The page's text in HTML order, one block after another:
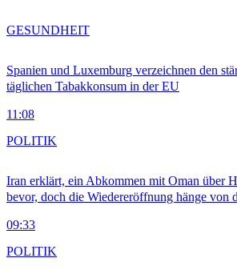
Spanien und Luxemburg verzeichnen den
täglichen Tabakkonsum in der EU
11:08
GESUNDHEIT
Iran erklärt, ein Abkommen mit Oman über
bevor, doch die Wiedereröffnung hänge von
09:33
POLITIK
POLITIK